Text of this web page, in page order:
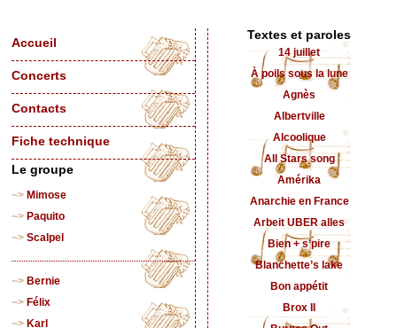
Accueil
Concerts
Contacts
Fiche technique
Le groupe
Mimose
Paquito
Scalpel
Bernie
Félix
Karl
Textes et paroles
14 juillet
À poils sous la lune
Agnès
Albertville
Alcoolique
All Stars song
Amérika
Anarchie en France
Arbeit UBER alles
Bien + s’pire
Blanchette’s lake
Bon appétit
Brox II